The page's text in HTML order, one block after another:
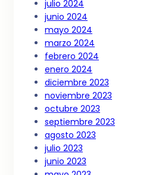
julio 2024
junio 2024
mayo 2024
marzo 2024
febrero 2024
enero 2024
diciembre 2023
noviembre 2023
octubre 2023
septiembre 2023
agosto 2023
julio 2023
junio 2023